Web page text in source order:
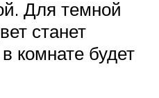
Для темной
станет
комнате будет